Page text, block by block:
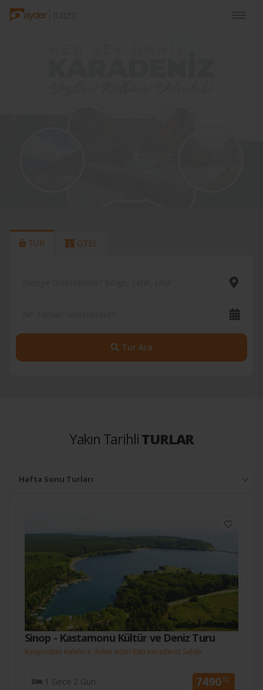
TUR OTEL
Tur Ara
Yakın TarihliTURLAR
Sinop - Kastamonu Kültür ve Deniz Turu
Kanyondan Kalelere, Adım adım Batı Karadeniz Sahile
1 Gece 2 Gün 7490TL